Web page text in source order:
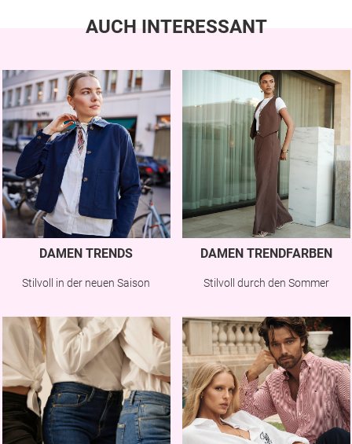
AUCH INTERESSANT
DAMEN TRENDS
Stilvoll in der neuen Saison
DAMEN TRENDFARBEN
Stilvoll durch den Sommer